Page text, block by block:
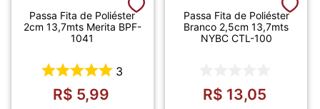
Passa Fita de Poliéster
2cm 13,7mts Merita BPF-
1041
3
R$ 5,99
Passa Fita de Poliéster
Branco 2,5cm 13,7mts
NYBC CTL-100
R$ 13,05